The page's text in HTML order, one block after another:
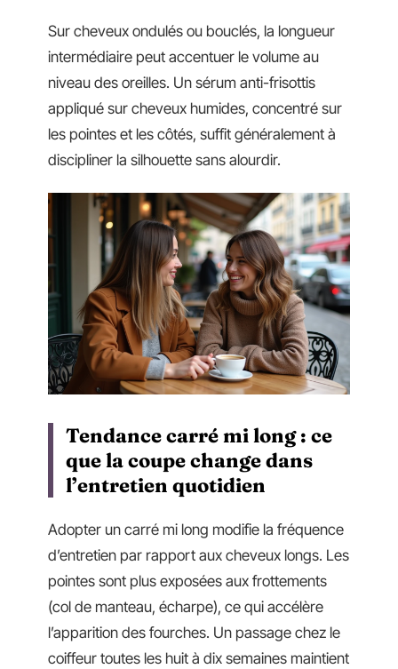
Sur cheveux ondulés ou bouclés, la longueur
intermédiaire peut accentuer le volume au
niveau des oreilles. Un sérum anti-frisottis
appliqué sur cheveux humides, concentré sur
les pointes et les côtés, suffit généralement à
discipliner la silhouette sans alourdir.
Tendance carré mi long : ce
que la coupe change dans
l’entretien quotidien
Adopter un carré mi long modifie la fréquence
d’entretien par rapport aux cheveux longs. Les
pointes sont plus exposées aux frottements
(col de manteau, écharpe), ce qui accélère
l’apparition des fourches. Un passage chez le
coiffeur toutes les huit à dix semaines maintient